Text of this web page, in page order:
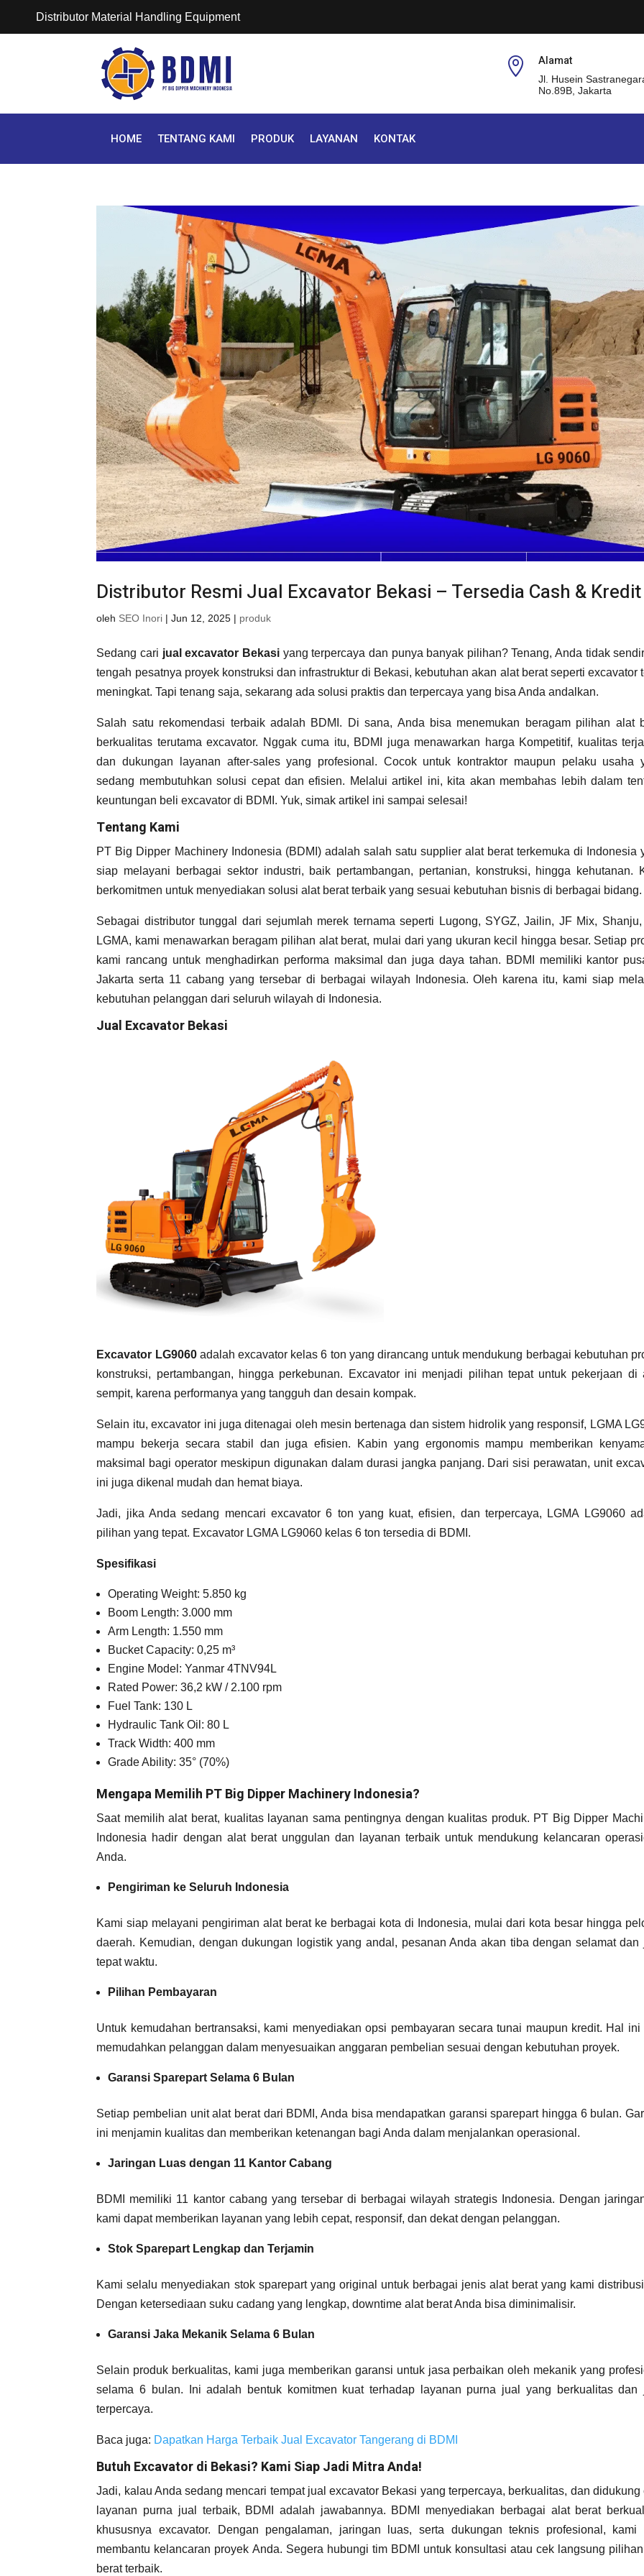
Distributor Material Handling Equipment
 Alamat
Jl. Husein
No.89B, Jakarta
HOME TENTANG KAMI PRODUK LAYANAN KONTAK
Distributor Resmi Jual Excavator Bekasi – Tersedia Cash & Kredit
oleh SEO Inori |Jun 12, 2025 | produk
Sedang cari jual excavator Bekasiyang terpercaya dan punya banyak pilihan? Tenang, Anda tidak
tengah pesatnya proyek konstruksi dan infrastruktur di Bekasi, kebutuhan akan alat berat seperti excavator
meningkat. Tapi tenang saja, sekarang ada solusi praktis dan terpercaya yang bisa Anda andalkan.
Salah satu rekomendasi terbaik adalah BDMI. Di sana, Anda bisa menemukan beragam pilihan alat
berkualitas terutama excavator. Nggak cuma itu, BDMI juga menawarkan harga Kompetitif, kualitas
dan dukungan layanan after-sales yang profesional. Cocok untuk kontraktor maupun pelaku usaha
sedang membutuhkan solusi cepat dan efisien. Melalui artikel ini, kita akan membahas lebih dalam
keuntungan beli excavator di BDMI. Yuk, simak artikel ini sampai selesai!
Tentang Kami
PT Big Dipper Machinery Indonesia (BDMI) adalah salah satu supplier alat berat terkemuka di Indonesia
siap melayani berbagai sektor industri, baik pertambangan, pertanian, konstruksi, hingga kehutanan.
berkomitmen untuk menyediakan solusi alat berat terbaik yang sesuai kebutuhan bisnis di berbagai
Sebagai distributor tunggal dari sejumlah merek ternama seperti Lugong, SYGZ, Jailin, JF Mix,
LGMA, kami menawarkan beragam pilihan alat berat, mulai dari yang ukuran kecil hingga besar. Setiap
kami rancang untuk menghadirkan performa maksimal dan juga daya tahan. BDMI memiliki kantor
Jakarta serta 11 cabang yang tersebar di berbagai wilayah Indonesia. Oleh karena itu, kami siap
kebutuhan pelanggan dari seluruh wilayah di Indonesia.
Jual Excavator Bekasi
Excavator LG9060adalah excavator kelas 6 ton yang dirancang untuk mendukung berbagai kebutuhan
konstruksi, pertambangan, hingga perkebunan. Excavator ini menjadi pilihan tepat untuk pekerjaan di
sempit, karena performanya yang tangguh dan desain kompak.
Selain itu, excavator ini juga ditenagai oleh mesin bertenaga dan sistem hidrolik yang responsif, LGMA
mampu bekerja secara stabil dan juga efisien. Kabin yang ergonomis mampu memberikan
maksimal bagi operator meskipun digunakan dalam durasi jangka panjang. Dari sisi perawatan, unit
ini juga dikenal mudah dan hemat biaya.
Jadi, jika Anda sedang mencari excavator 6 ton yang kuat, efisien, dan terpercaya, LGMA LG9060
pilihan yang tepat. Excavator LGMA LG9060 kelas 6 ton tersedia di BDMI.
Spesifikasi
Operating Weight: 5.850 kg
Boom Length: 3.000 mm
Arm Length: 1.550 mm
Bucket Capacity: 0,25 m³
Engine Model: Yanmar 4TNV94L
Rated Power: 36,2 kW / 2.100 rpm
Fuel Tank: 130 L
Hydraulic Tank Oil: 80 L
Track Width: 400 mm
Grade Ability: 35° (70%)
Mengapa Memilih PT Big Dipper Machinery Indonesia?
Saat memilih alat berat, kualitas layanan sama pentingnya dengan kualitas produk. PT Big Dipper
Indonesia hadir dengan alat berat unggulan dan layanan terbaik untuk mendukung kelancaran
Anda.
Pengiriman ke Seluruh Indonesia
Kami siap melayani pengiriman alat berat ke berbagai kota di Indonesia, mulai dari kota besar hingga
daerah. Kemudian, dengan dukungan logistik yang andal, pesanan Anda akan tiba dengan selamat dan
tepat waktu.
Pilihan Pembayaran
Untuk kemudahan bertransaksi, kami menyediakan opsi pembayaran secara tunai maupun kredit. Hal ini
memudahkan pelanggan dalam menyesuaikan anggaran pembelian sesuai dengan kebutuhan proyek.
Garansi Sparepart Selama 6 Bulan
Setiap pembelian unit alat berat dari BDMI, Anda bisa mendapatkan garansi sparepart hingga 6 bulan.
ini menjamin kualitas dan memberikan ketenangan bagi Anda dalam menjalankan operasional.
Jaringan Luas dengan 11 Kantor Cabang
BDMI memiliki 11 kantor cabang yang tersebar di berbagai wilayah strategis Indonesia. Dengan
kami dapat memberikan layanan yang lebih cepat, responsif, dan dekat dengan pelanggan.
Stok Sparepart Lengkap dan Terjamin
Kami selalu menyediakan stok sparepart yang original untuk berbagai jenis alat berat yang kami
Dengan ketersediaan suku cadang yang lengkap, downtime alat berat Anda bisa diminimalisir.
Garansi Jaka Mekanik Selama 6 Bulan
Selain produk berkualitas, kami juga memberikan garansi untuk jasa perbaikan oleh mekanik yang
selama 6 bulan. Ini adalah bentuk komitmen kuat terhadap layanan purna jual yang berkualitas dan
terpercaya.
Baca juga: Dapatkan Harga Terbaik Jual Excavator Tangerang di BDMI
Butuh Excavator di Bekasi? Kami Siap Jadi Mitra Anda!
Jadi, kalau Anda sedang mencari tempat jual excavator Bekasi yang terpercaya, berkualitas, dan didukung
layanan purna jual terbaik, BDMI adalah jawabannya. BDMI menyediakan berbagai alat berat
khususnya excavator. Dengan pengalaman, jaringan luas, serta dukungan teknis profesional, kami
membantu kelancaran proyek Anda. Segera hubungi tim BDMI untuk konsultasi atau cek langsung
berat terbaik.